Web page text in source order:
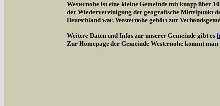
Westernohe ist eine kleine Gemeinde mit knapp über
der Wiedervereinigung der geografische Mittelpunkt
Deutschland war. Westernohe gehört zur
Weitere Daten und Infos zur unserer Gemeinde gibt es
Zur Homepage der Gemeinde Westernohe kommt